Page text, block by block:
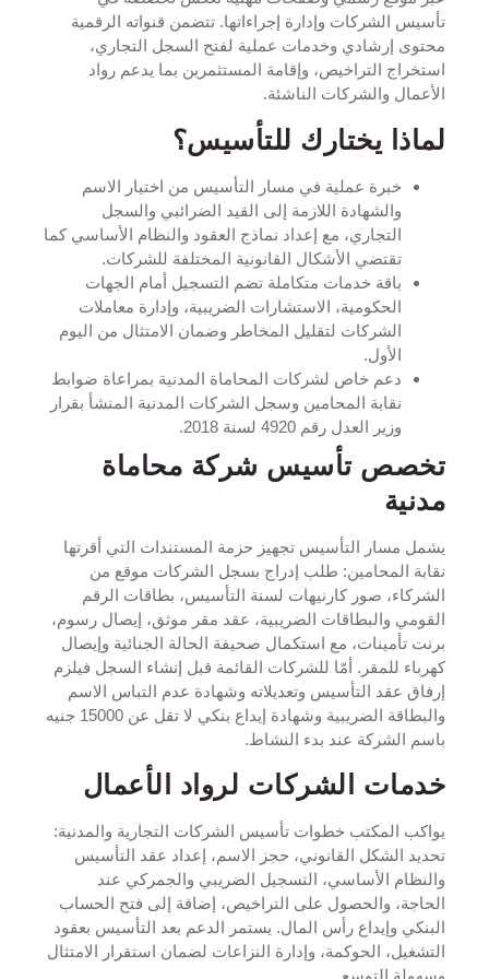
تأسيس الشركات وإدارة إجراءاتها. تتضمن قنواته الرقمية
محتوى إرشادي وخدمات عملية لفتح السجل التجاري،
استخراج التراخيص، وإقامة المستثمرين بما يدعم رواد
الأعمال والشركات الناشئة.​
لماذا يختارك للتأسيس؟
خبرة عملية في مسار التأسيس من اختيار الاسم
والشهادة اللازمة إلى القيد الضرائبي والسجل
التجاري، مع إعداد نماذج العقود والنظام الأساسي كما
تقتضي الأشكال القانونية المختلفة للشركات.​
باقة خدمات متكاملة تضم التسجيل أمام الجهات
الحكومية، الاستشارات الضريبية، وإدارة معاملات
الشركات لتقليل المخاطر وضمان الامتثال من اليوم
الأول.​
دعم خاص لشركات المحاماة المدنية بمراعاة ضوابط
نقابة المحامين وسجل الشركات المدنية المنشأ بقرار
وزير العدل رقم 4920 لسنة 2018.​
تخصص تأسيس شركة محاماة
مدنية
يشمل مسار التأسيس تجهيز حزمة المستندات التي أقرتها
نقابة المحامين: طلب إدراج بسجل الشركات موقع من
الشركاء، صور كارنيهات لسنة التأسيس، بطاقات الرقم
القومي والبطاقات الضريبية، عقد مقر موثق، إيصال رسوم،
برنت تأمينات، مع استكمال صحيفة الحالة الجنائية وإيصال
كهرباء للمقر. أمّا للشركات القائمة قبل إنشاء السجل فيلزم
إرفاق عقد التأسيس وتعديلاته وشهادة عدم التباس الاسم
والبطاقة الضريبية وشهادة إيداع بنكي لا تقل عن 15000 جنيه
باسم الشركة عند بدء النشاط.​
خدمات الشركات لرواد الأعمال
يواكب المكتب خطوات تأسيس الشركات التجارية والمدنية:
تحديد الشكل القانوني، حجز الاسم، إعداد عقد التأسيس
والنظام الأساسي، التسجيل الضريبي والجمركي عند
الحاجة، والحصول على التراخيص، إضافة إلى فتح الحساب
البنكي وإيداع رأس المال. يستمر الدعم بعد التأسيس بعقود
التشغيل، الحوكمة، وإدارة النزاعات لضمان استقرار الامتثال